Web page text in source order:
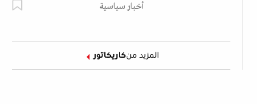
أخبار سياسية
المزيد منكاريكاتور